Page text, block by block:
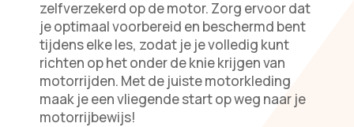
zelfverzekerd op de motor. Zorg ervoor dat
je optimaal voorbereid en beschermd bent
tijdens elke les, zodat je je volledig kunt
richten op het onder de knie krijgen van
motorrijden. Met de juiste motorkleding
maak je een vliegende start op weg naar je
motorrijbewijs!